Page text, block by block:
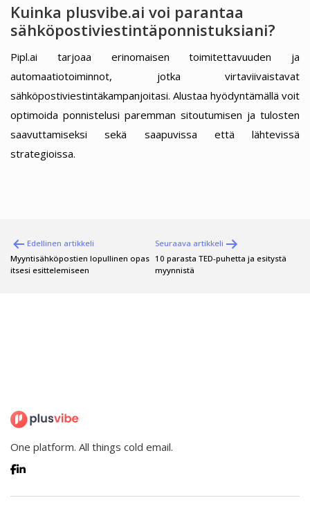
Kuinka plusvibe.ai voi parantaa
sähköpostiviestintäponnistuksiani?
Pipl.ai tarjoaa erinomaisen toimitettavuuden ja
automaatiotoiminnot, jotka virtaviivaistavat
sähköpostiviestintäkampanjoitasi. Alustaa hyödyntämällä voit
optimoida ponnistelusi paremman sitoutumisen ja tulosten
saavuttamiseksi sekä saapuvissa että lähtevissä
strategioissa.
Artikkelien
selaus
Edellinen artikkeli
Myyntisähköpostien lopullinen opas
itsesi esittelemiseen
Seuraava artikkeli
10 parasta TED-puhetta ja esitystä
myynnistä
One platform. All things cold email.